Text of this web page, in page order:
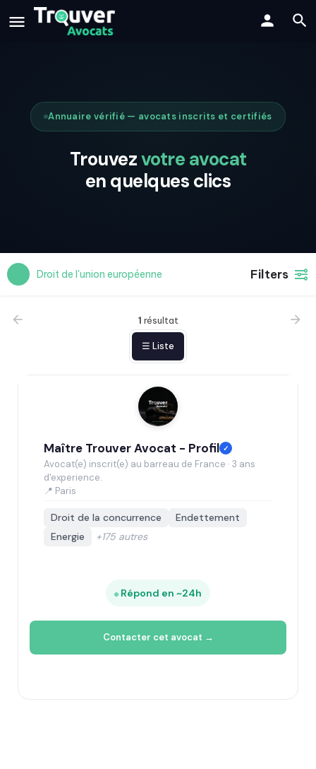
Annuaire vérifié — avocats inscrits et certifiés
Trouvezvotre avocat
en quelques clics
Droit de l'union européenne Filters
1 résultat
☰ Liste
Maître Trouver Avocat - Profil ✓
Avocat(e) inscrit(e) au barreau de France · 3 ans
d'experience.
📍 Paris
Droit de la concurrence
Endettement
Energie
+175 autres
Répond en ~24h
Contacter cet avocat →